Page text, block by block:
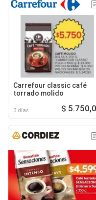
Carrefour classic café
torrado molido
3 días $